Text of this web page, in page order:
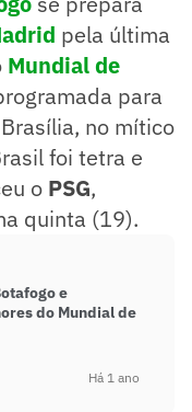
pela última
Mundial de
para
no mítico
foi tetra e
o PSG,
quinta (19).
e
do Mundial de
Há 1 ano